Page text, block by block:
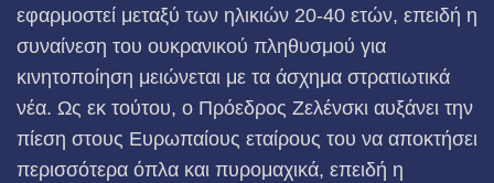
εφαρμοστεί μεταξύ των ηλικιών 20-40 ετών, επειδή η
συναίνεση του ουκρανικού πληθυσμού για
κινητοποίηση μειώνεται με τα άσχημα στρατιωτικά
νέα. Ως εκ τούτου, ο Πρόεδρος Ζελένσκι αυξάνει την
πίεση στους Ευρωπαίους εταίρους του να αποκτήσει
περισσότερα όπλα και πυρομαχικά, επειδή η